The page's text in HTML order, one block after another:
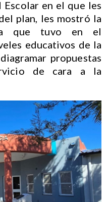
en el que les
plan, les mostró la
que tuvo en el
educativos de la
propuestas
de cara a la